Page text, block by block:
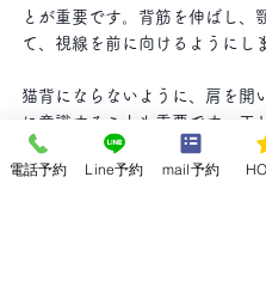
とが重要です。背筋を伸ばし、
て、視線を前に向けるようにし
猫背にならないように、肩を開
に意識することも重要です。正
識することで、首への負担を軽
ートネックの改善に繋げること
電話予約 Line予約 mail予約